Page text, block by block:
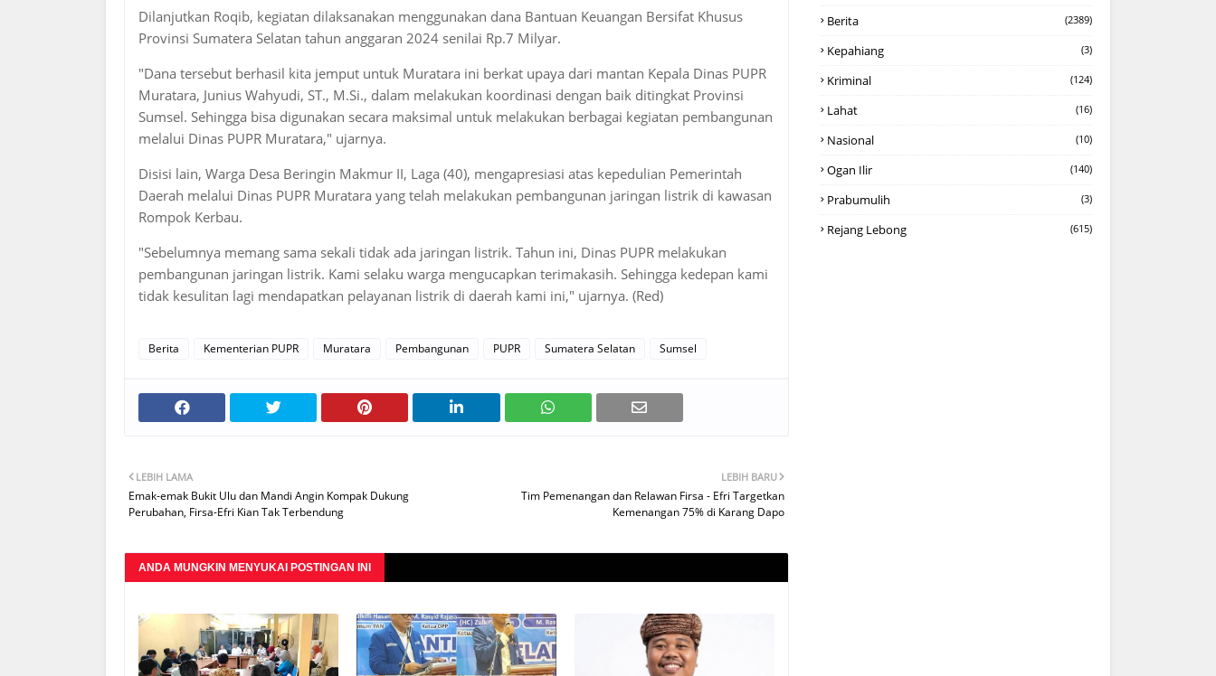
Dilanjutkan Roqib, kegiatan dilaksanakan menggunakan dana Bantuan Keuangan Bersifat Khusus
Provinsi Sumatera Selatan tahun anggaran 2024 senilai Rp.7 Milyar.
"Dana tersebut berhasil kita jemput untuk Muratara ini berkat upaya dari mantan Kepala Dinas PUPR
Muratara, Junius Wahyudi, ST., M.Si., dalam melakukan koordinasi dengan baik ditingkat Provinsi
Sumsel. Sehingga bisa digunakan secara maksimal untuk melakukan berbagai kegiatan pembangunan
melalui Dinas PUPR Muratara," ujarnya.
Disisi lain, Warga Desa Beringin Makmur II, Laga (40), mengapresiasi atas kepedulian Pemerintah
Daerah melalui Dinas PUPR Muratara yang telah melakukan pembangunan jaringan listrik di kawasan
Rompok Kerbau.
"Sebelumnya memang sama sekali tidak ada jaringan listrik. Tahun ini, Dinas PUPR melakukan
pembangunan jaringan listrik. Kami selaku warga mengucapkan terimakasih. Sehingga kedepan kami
tidak kesulitan lagi mendapatkan pelayanan listrik di daerah kami ini," ujarnya. (Red)
Berita Kementerian PUPR Muratara Pembangunan PUPR Sumatera Selatan Sumsel
LEBIH BARU
Tim Pemenangan dan Relawan Firsa - Efri Targetkan
Kemenangan 75% di Karang Dapo
LEBIH LAMA
Emak-emak Bukit Ulu dan Mandi Angin Kompak Dukung
Perubahan, Firsa-Efri Kian Tak Terbendung
ANDA MUNGKIN MENYUKAI POSTINGAN INI
Berita (2389)
Kepahiang (3)
Kriminal (124)
Lahat (16)
Nasional (10)
Ogan Ilir (140)
Prabumulih (3)
Rejang Lebong (615)